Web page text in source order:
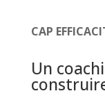
CAP
Un